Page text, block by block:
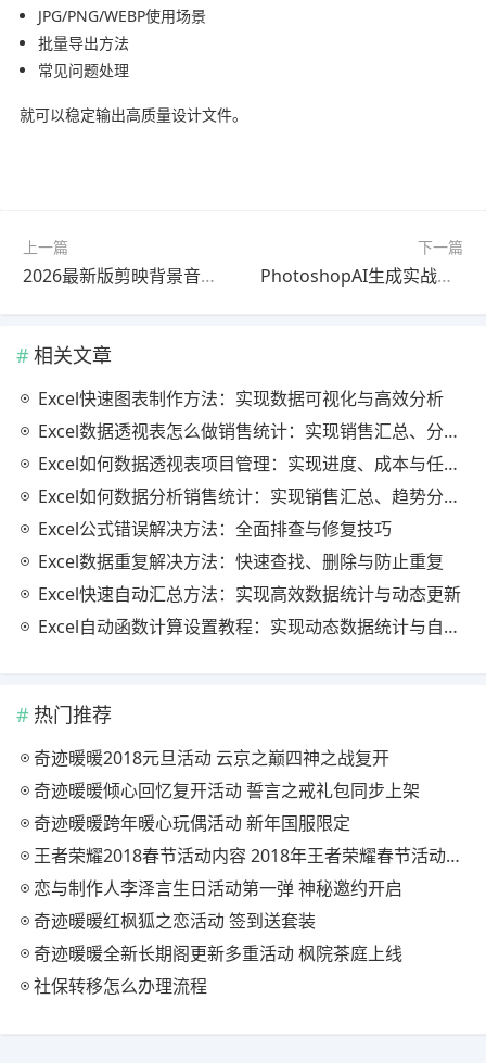
JPG/PNG/WEBP使用场景
批量导出方法
常见问题处理
就可以稳定输出高质量设计文件。
上一篇
2026最新版剪映背景音乐快速上手教程教程｜一看就会
下一篇
PhotoshopAI生成实战教程2026最新版详细步骤
相关文章
Excel快速图表制作方法：实现数据可视化与高效分析
Excel数据透视表怎么做销售统计：实现销售汇总、分析与动态监控
Excel如何数据透视表项目管理：实现进度、成本与任务的高效分析
Excel如何数据分析销售统计：实现销售汇总、趋势分析与业绩优化
Excel公式错误解决方法：全面排查与修复技巧
Excel数据重复解决方法：快速查找、删除与防止重复
Excel快速自动汇总方法：实现高效数据统计与动态更新
Excel自动函数计算设置教程：实现动态数据统计与自动更新
热门推荐
奇迹暖暖2018元旦活动 云京之巅四神之战复开
奇迹暖暖倾心回忆复开活动 誓言之戒礼包同步上架
奇迹暖暖跨年暖心玩偶活动 新年国服限定
王者荣耀2018春节活动内容 2018年王者荣耀春节活动大全
恋与制作人李泽言生日活动第一弹 神秘邀约开启
奇迹暖暖红枫狐之恋活动 签到送套装
奇迹暖暖全新长期阁更新多重活动 枫院茶庭上线
社保转移怎么办理流程